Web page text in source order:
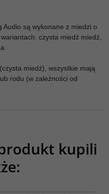
Audio są wykonane z miedzi o
czysta miedź miedź,
miedź), wszystkie mają
rodu (w zależności od
kupili